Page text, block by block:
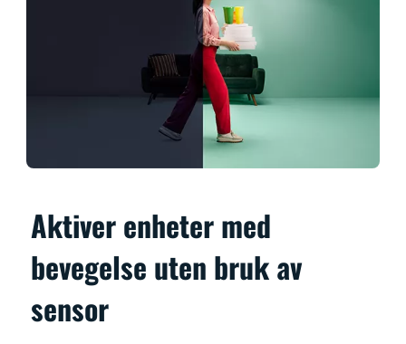
Aktiver enheter med
bevegelse uten bruk av
sensor